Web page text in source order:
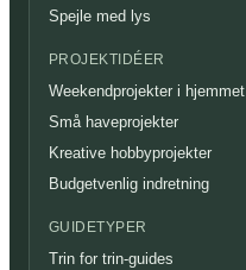
Spejle med lys
PROJEKTIDÉER
Weekendprojekter i hjemmet
Små haveprojekter
Kreative hobbyprojekter
Budgetvenlig indretning
GUIDETYPER
Trin for trin-guides